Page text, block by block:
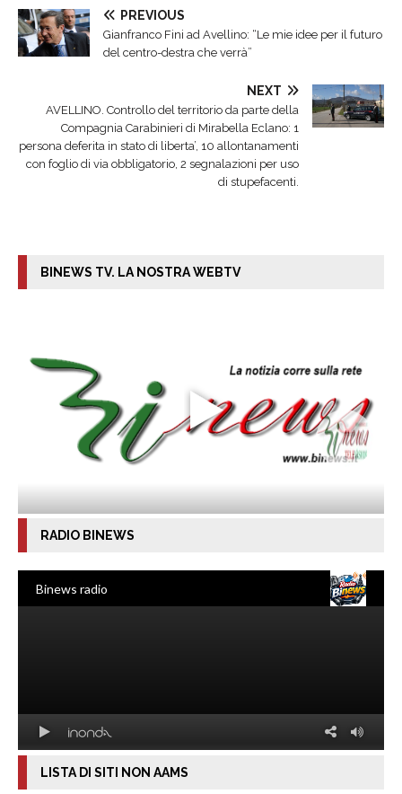
PREVIOUS
Gianfranco Fini ad Avellino: “Le mie idee per il futuro
del centro-destra che verrà”
NEXT
AVELLINO. Controllo del territorio da parte della
Compagnia Carabinieri di Mirabella Eclano: 1
persona deferita in stato di liberta’, 10 allontanamenti
con foglio di via obbligatorio, 2 segnalazioni per uso
di stupefacenti.
BINEWS TV. LA NOSTRA WEBTV
RADIO BINEWS
LISTA DI SITI NON AAMS